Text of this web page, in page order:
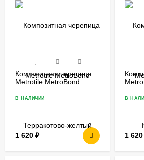
Композитная черепица
Metrotile MetroBond
В НАЛИЧИИ
1 620 ₽
В
1 620